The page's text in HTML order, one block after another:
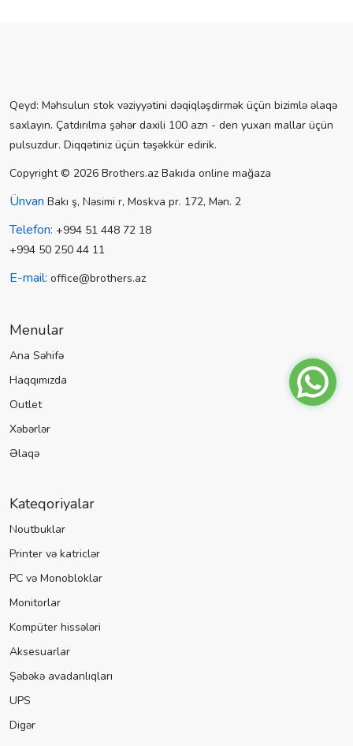
Qeyd: Məhsulun stok vəziyyətini dəqiqləşdirmək üçün bizimlə əlaqə
saxlayın. Çatdırılma şəhər daxili 100 azn - den yuxarı mallar üçün
pulsuzdur. Diqqətiniz üçün təşəkkür edirik.
Copyright © 2026 Brothers.az Bakıda online mağaza
Ünvan Bakı ş, Nəsimi r, Moskva pr. 172, Mən. 2
Telefon: +994 51 448 72 18
+994 50 250 44 11
E-mail: office@brothers.az
Menular
Ana Səhifə
Haqqımızda
Outlet
Xəbərlər
Əlaqə
Kateqoriyalar
Noutbuklar
Printer və katriclər
PC və Monobloklar
Monitorlar
Kompüter hissələri
Aksesuarlar
Şəbəkə avadanlıqları
UPS
Digər